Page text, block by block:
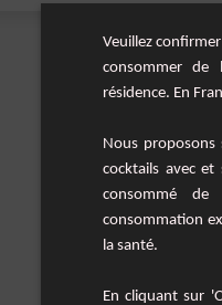
Veuillez
consommer de
résidence. En
Nous proposons
cocktails avec
consommé de
consommation
la santé.
En cliquant sur